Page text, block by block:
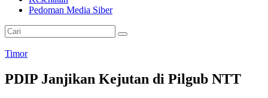
Pedoman Media Siber
Timor
PDIP Janjikan Kejutan di Pilgub NTT